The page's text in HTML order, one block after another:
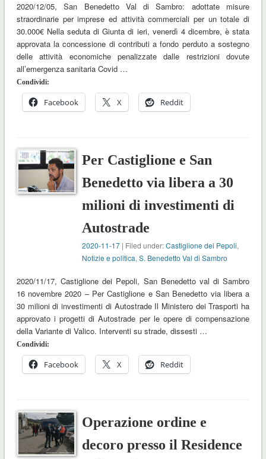
2020/12/05, San Benedetto Val di Sambro: adottate misure
straordinarie per imprese ed attività commerciali per un totale di
30.000€ Nella seduta di Giunta di ieri, venerdì 4 dicembre, è stata
approvata la concessione di contributi a fondo perduto a sostegno
delle attività economiche penalizzate dalle restrizioni dovute
all’emergenza sanitaria Covid …
Condividi:
Facebook X Reddit
Per Castiglione e San
Benedetto via libera a 30
milioni di investimenti di
Autostrade
2020-11-17 | Filed under:Castiglione dei Pepoli,
Notizie e politica,S. Benedetto Val di Sambro
2020/11/17, Castiglione dei Pepoli, San Benedetto val di Sambro
16 novembre 2020 – Per Castiglione e San Benedetto via libera a
30 milioni di investimenti di Autostrade Il Ministero dei Trasporti ha
approvato i progetti di Autostrade per le opere di compensazione
della Variante di Valico. Interventi su strade, dissesti …
Condividi:
Facebook X Reddit
Operazione ordine e
decoro presso il Residence